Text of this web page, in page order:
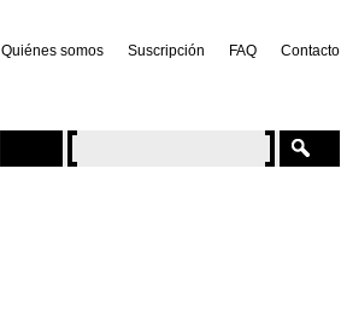
Quiénes somos Suscripción FAQ Contacto